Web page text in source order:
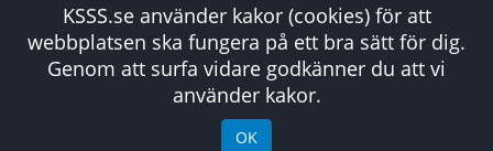
KSSS.se använder kakor (cookies) för att
webbplatsen ska fungera på ett bra sätt för dig.
Genom att surfa vidare godkänner du att vi
använder kakor.